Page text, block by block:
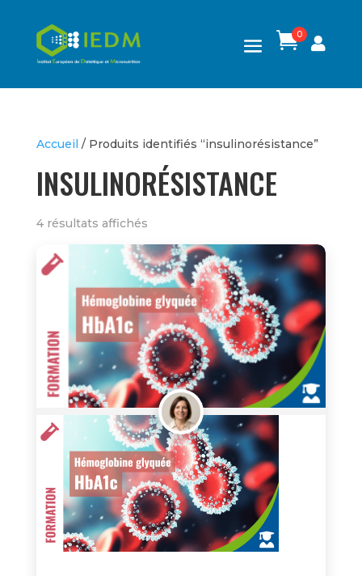
0

Accueil / Produits identifiés “insulinorésistance”
INSULINORÉSISTANCE
4 résultats affichés